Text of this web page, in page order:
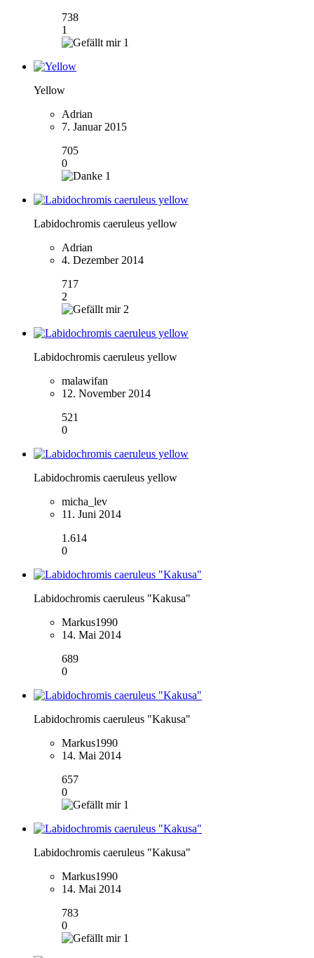
738
1
1
Yellow
Adrian
7. Januar 2015
705
0
1
Labidochromis caeruleus yellow
Adrian
4. Dezember 2014
717
2
2
Labidochromis caeruleus yellow
malawifan
12. November 2014
521
0
Labidochromis caeruleus yellow
micha_lev
11. Juni 2014
1.614
0
Labidochromis caeruleus "Kakusa"
Markus1990
14. Mai 2014
689
0
Labidochromis caeruleus "Kakusa"
Markus1990
14. Mai 2014
657
0
1
Labidochromis caeruleus "Kakusa"
Markus1990
14. Mai 2014
783
0
1